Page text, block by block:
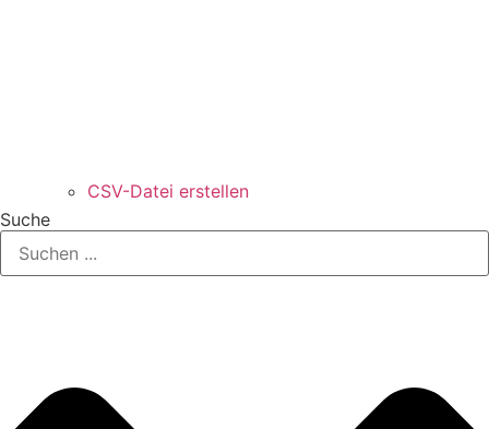
CSV-Datei erstellen
Suche